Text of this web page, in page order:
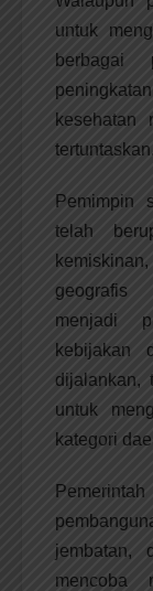
untuk
berbagai
kesehatan
tertuntaskan.
Pemimpin
telah
geografis
menjadi
kebijakan
dijalankan,
untuk
kategori
jembatan,
mencoba